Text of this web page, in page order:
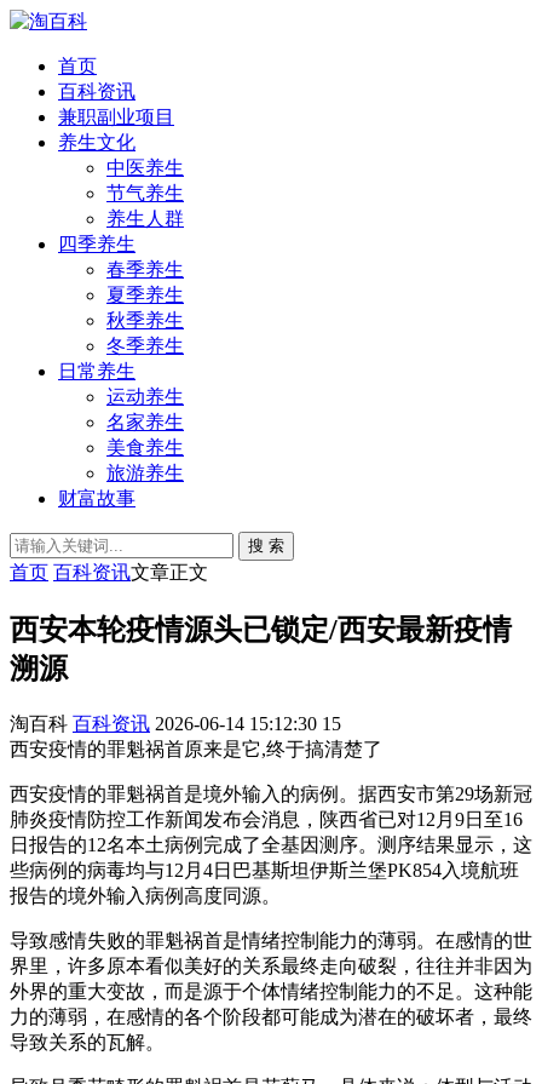
首页
百科资讯
兼职副业项目
养生文化
中医养生
节气养生
养生人群
四季养生
春季养生
夏季养生
秋季养生
冬季养生
日常养生
运动养生
名家养生
美食养生
旅游养生
财富故事
搜 索
首页 百科资讯文章正文
西安本轮疫情源头已锁定/西安最新疫情
溯源
淘百科 百科资讯 2026-06-14 15:12:30 15
西安疫情的罪魁祸首原来是它,终于搞清楚了
西安疫情的罪魁祸首是境外输入的病例。据西安市第29场新冠
肺炎疫情防控工作新闻发布会消息，陕西省已对12月9日至16
日报告的12名本土病例完成了全基因测序。测序结果显示，这
些病例的病毒均与12月4日巴基斯坦伊斯兰堡PK854入境航班
报告的境外输入病例高度同源。
导致感情失败的罪魁祸首是情绪控制能力的薄弱。在感情的世
界里，许多原本看似美好的关系最终走向破裂，往往并非因为
外界的重大变故，而是源于个体情绪控制能力的不足。这种能
力的薄弱，在感情的各个阶段都可能成为潜在的破坏者，最终
导致关系的瓦解。